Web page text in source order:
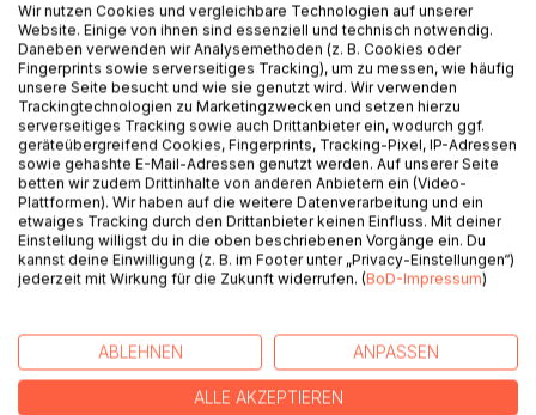
Auf die Merkliste
Titel bewerten
BESCHREIBUNG
seine Meinung zu sagen, „ihnen die Leviten zu lesen“ hat
ihn zu einem geistigen Monument in der Wahrnehmung der
gesamten Bevölkerung gemacht, das des „in Stein
Wir nutzen Cookies und vergleichbare Technologien auf unserer
Website. Einige von ihnen sind essenziell und technisch notwendig.
Daneben verwenden wir Analysemethoden (z. B. Cookies oder
Fingerprints sowie serverseitiges Tracking), um zu messen, wie häufig
unsere Seite besucht und wie sie genutzt wird. Wir verwenden
Trackingtechnologien zu Marketingzwecken und setzen hierzu
serverseitiges Tracking sowie auch Drittanbieter ein, wodurch ggf.
geräteübergreifend Cookies, Fingerprints, Tracking-Pixel, IP-Adressen
sowie gehashte E-Mail-Adressen genutzt werden. Auf unserer Seite
betten wir zudem Drittinhalte von anderen Anbietern ein (Video-
Plattformen). Wir haben auf die weitere Datenverarbeitung und ein
etwaiges Tracking durch den Drittanbieter keinen Einfluss. Mit deiner
Einstellung willigst du in die oben beschriebenen Vorgänge ein. Du
kannst deine Einwilligung (z. B. im Footer unter „Privacy-Einstellungen“)
jederzeit mit Wirkung für die Zukunft widerrufen. (BoD-Impressum)
ABLEHNEN ANPASSEN
ALLE AKZEPTIEREN